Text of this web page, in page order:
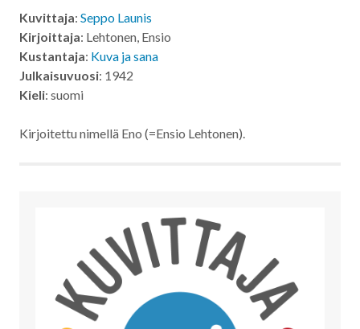
Kuvittaja: Seppo Launis
Kirjoittaja: Lehtonen, Ensio
Kustantaja: Kuva ja sana
Julkaisuvuosi: 1942
Kieli: suomi
Kirjoitettu nimellä Eno (=Ensio Lehtonen).